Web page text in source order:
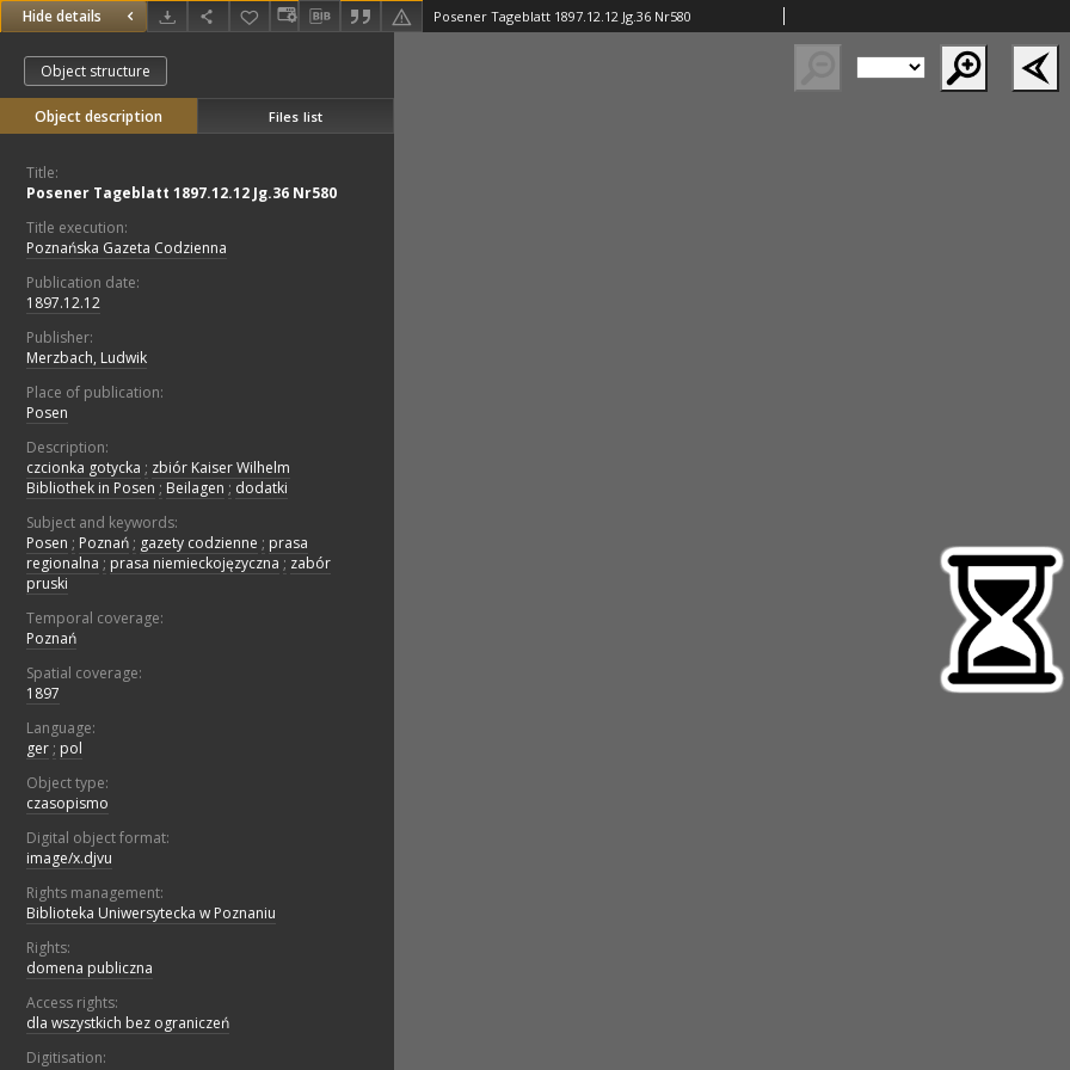
Hide details Posener Tageblatt 1897.12.12 Jg.36 Nr580
Object structure
Object description Files list
Title:
Posener Tageblatt 1897.12.12 Jg.36 Nr580
Title execution:
Poznańska Gazeta Codzienna
Publication date:
1897.12.12
Publisher:
Merzbach, Ludwik
Place of publication:
Posen
Description:
czcionka gotycka ; zbiór Kaiser Wilhelm
Bibliothek in Posen ; Beilagen ; dodatki
Subject and keywords:
Posen ; Poznań ; gazety codzienne ; prasa
regionalna ; prasa niemieckojęzyczna ; zabór
pruski
Temporal coverage:
Poznań
Spatial coverage:
1897
Language:
ger ; pol
Object type:
czasopismo
Digital object format:
image/x.djvu
Rights management:
Biblioteka Uniwersytecka w Poznaniu
Rights:
domena publiczna
Access rights:
dla wszystkich bez ograniczeń
Digitisation: